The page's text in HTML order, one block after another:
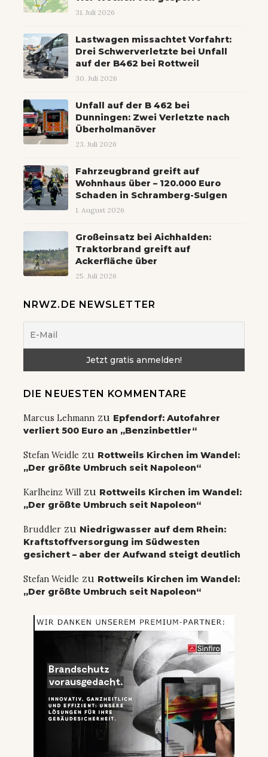
31. Juli 2026
Lastwagen missachtet Vorfahrt:
Drei Schwerverletzte bei Unfall
auf der B462 bei Rottweil
30. Juli 2026
Unfall auf der B 462 bei
Dunningen: Zwei Verletzte nach
Überholmanöver
23. Juli 2026
Fahrzeugbrand greift auf
Wohnhaus über – 120.000 Euro
Schaden in Schramberg-Sulgen
1. August 2026
Großeinsatz bei Aichhalden:
Traktorbrand greift auf
Ackerfläche über
25. Juli 2026
NRWZ.DE NEWSLETTER
DIE NEUESTEN KOMMENTARE
Marcus Lehmann zu Epfendorf: Autofahrer
verliert 500 Euro an „Benzinbettler“
Stefan Weidle zu Rottweils Kirchen im Wandel:
„Der größte Umbruch seit Napoleon“
Karlheinz Will zu Rottweils Kirchen im Wandel:
„Der größte Umbruch seit Napoleon“
Bruddler zu Niedrigwasser auf dem Rhein:
Kraftstoffversorgung im Südwesten
gesichert – aber der Aufwand steigt deutlich
Stefan Weidle zu Rottweils Kirchen im Wandel:
„Der größte Umbruch seit Napoleon“